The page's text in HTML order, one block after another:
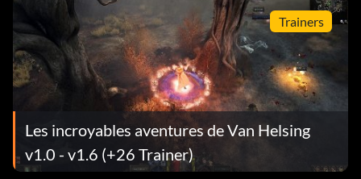
Trainers
Les incroyables aventures de Van Helsing
v1.0 - v1.6 (+26 Trainer)